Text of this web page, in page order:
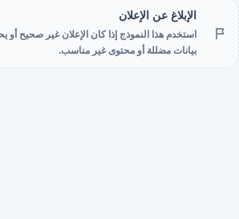
الإبلاغ عن الإعلان
استخدم هذا النموذج إذا كان الإعلان غير صحيح أو
بيانات مضللة أو محتوى غير مناسب.